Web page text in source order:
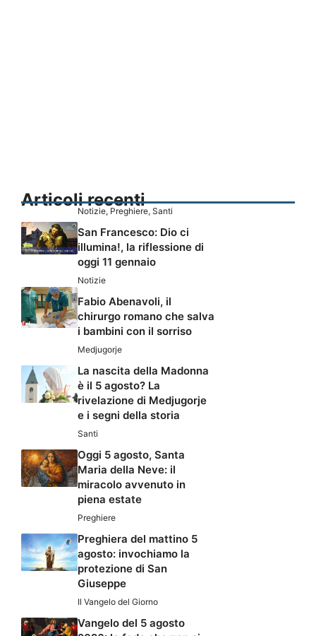
Articoli recenti
Notizie, Preghiere, Santi
San Francesco: Dio ci
illumina!, la riflessione di
oggi 11 gennaio
Notizie
Fabio Abenavoli, il
chirurgo romano che salva
i bambini con il sorriso
Medjugorje
La nascita della Madonna
è il 5 agosto? La
rivelazione di Medjugorje
e i segni della storia
Santi
Oggi 5 agosto, Santa
Maria della Neve: il
miracolo avvenuto in
piena estate
Preghiere
Preghiera del mattino 5
agosto: invochiamo la
protezione di San
Giuseppe
Il Vangelo del Giorno
Vangelo del 5 agosto